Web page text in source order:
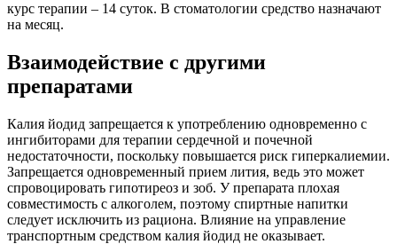
курс терапии – 14 суток. В стоматологии средство назначают
на месяц.
Взаимодействие с другими
препаратами
Калия йодид запрещается к употреблению одновременно с
ингибиторами для терапии сердечной и почечной
недостаточности, поскольку повышается риск гиперкалиемии.
Запрещается одновременный прием лития, ведь это может
спровоцировать гипотиреоз и зоб. У препарата плохая
совместимость с алкоголем, поэтому спиртные напитки
следует исключить из рациона. Влияние на управление
транспортным средством калия йодид не оказывает.